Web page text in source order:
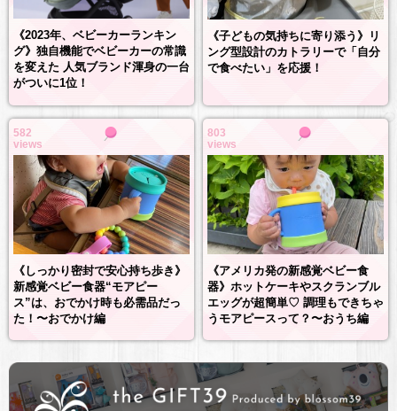
《2023年、ベビーカーランキン
グ》独自機能でベビーカーの常識
を変えた 人気ブランド渾身の一台
がついに1位！
《子どもの気持ちに寄り添う》リ
ング型設計のカトラリーで「自分
で食べたい」を応援！
582
views
《しっかり密封で安心持ち歩き》
新感覚ベビー食器“モアピー
ス”は、おでかけ時も必需品だっ
た！〜おでかけ編
803
views
《アメリカ発の新感覚ベビー食
器》ホットケーキやスクランブル
エッグが超簡単♡ 調理もできちゃ
うモアピースって？〜おうち編